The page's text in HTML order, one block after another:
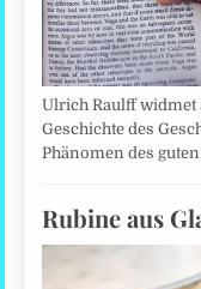
Ulrich Raulff widmet
Geschichte des
Phänomen des
Rubine aus